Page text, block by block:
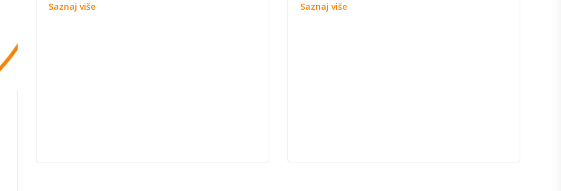
Saznaj više Saznaj više